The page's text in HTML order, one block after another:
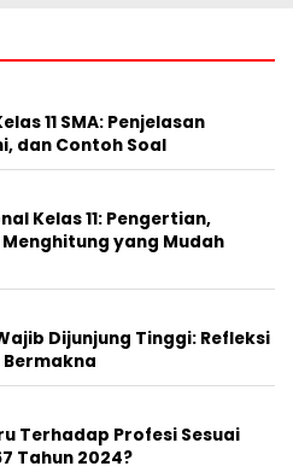
11 SMA: Penjelasan
dan Contoh Soal
Kelas 11: Pengertian,
yang Mudah
Dijunjung Tinggi: Refleksi
Terhadap Profesi Sesuai
Tahun 2024?